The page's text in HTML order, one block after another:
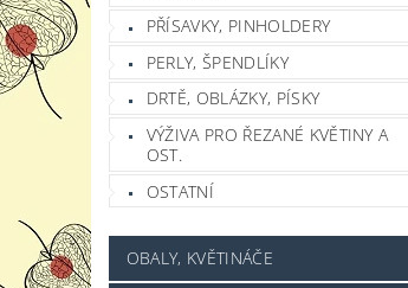
PŘÍSAVKY, PINHOLDERY
PERLY, ŠPENDLÍKY
DRTĚ, OBLÁZKY, PÍSKY
VÝŽIVA PRO ŘEZANÉ KVĚTINY A
OST.
OSTATNÍ
OBALY, KVĚTINÁČE